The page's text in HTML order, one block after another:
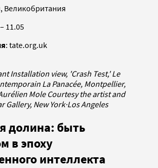
Великобритания
11.05
: tate.org.uk
Installation view, 'Crash Test,' Le
La Panacée, Montpellier,
Mole Courtesy the artist and
Gallery, New York·Los Angeles
долина: быть
в эпоху
интеллекта